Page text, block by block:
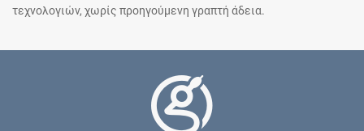
τεχνολογιών, χωρίς προηγούμενη γραπτή άδεια.